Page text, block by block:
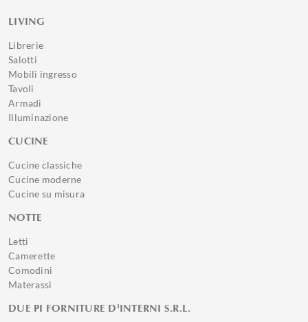
LIVING
Librerie
Salotti
Mobili ingresso
Tavoli
Armadi
Illuminazione
CUCINE
Cucine classiche
Cucine moderne
Cucine su misura
NOTTE
Letti
Camerette
Comodini
Materassi
DUE PI FORNITURE D'INTERNI S.R.L.